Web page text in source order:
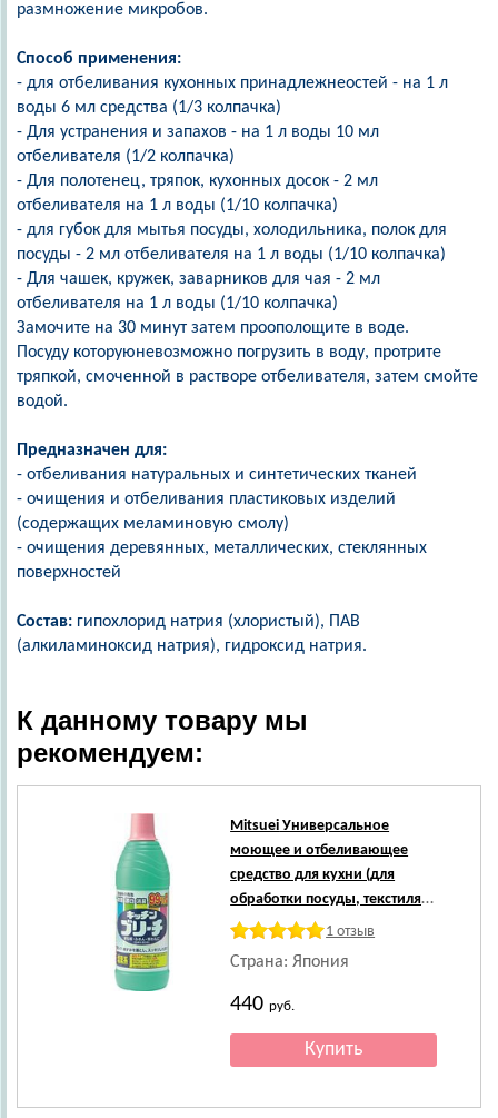
размножение микробов.
Способ применения:
- для отбеливания кухонных принадлежнеостей - на 1 л
воды 6 мл средства (1/3 колпачка)
- Для устранения и запахов - на 1 л воды 10 мл
отбеливателя (1/2 колпачка)
- Для полотенец, тряпок, кухонных досок - 2 мл
отбеливателя на 1 л воды (1/10 колпачка)
- для губок для мытья посуды, холодильника, полок для
посуды - 2 мл отбеливателя на 1 л воды (1/10 колпачка)
- Для чашек, кружек, заварников для чая - 2 мл
отбеливателя на 1 л воды (1/10 колпачка)
Замочите на 30 минут затем проополощите в воде.
Посуду которуюневозможно погрузить в воду, протрите
тряпкой, смоченной в растворе отбеливателя, затем смойте
водой.
Предназначен для:
- отбеливания натуральных и синтетических тканей
- очищения и отбеливания пластиковых изделий
(содержащих меламиновую смолу)
- очищения деревянных, металлических, стеклянных
поверхностей
Состав: гипохлорид натрия (хлористый), ПАВ
(алкиламиноксид натрия), гидроксид натрия.
К данному товару мы
рекомендуем:
Mitsuei Универсальное
моющее и отбеливающее
средство для кухни (для
обработки посуды, текстиля,
поверхностей), 600 мл.
1 отзыв
Страна: Япония
440руб.